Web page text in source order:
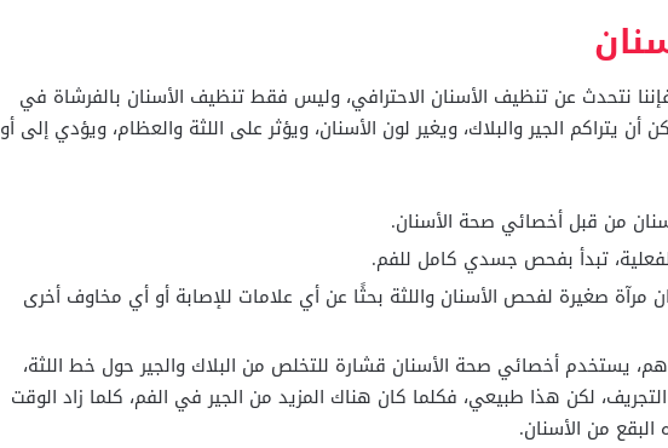
نتحدث عن تنظيف الأسنان الاحترافي، وليس فقط تنظيف الأسنان بالفرشاة في
يتراكم الجير والبلاك، ويغير لون الأسنان، ويؤثر على اللثة والعظام، ويؤدي إلى أو
من قبل أخصائي صحة الأسنان.
تبدأ بفحص جسدي كامل للفم.
صغيرة لفحص الأسنان واللثة بحثًا عن أي علامات للإصابة أو أي مخاوف أخرى
يستخدم أخصائي صحة الأسنان قشارة للتخلص من البلاك والجير حول خط اللثة،
لكن هذا طبيعي، فكلما كان هناك المزيد من الجير في الفم، كلما زاد الوقت
البقع من الأسنان.